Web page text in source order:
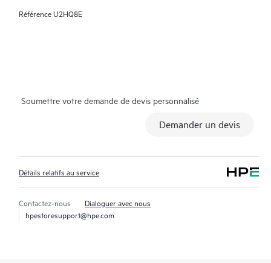
RéférenceU2HQ8E
Soumettre votre demande de devis personnalisé
Demander un devis
Détails relatifs au service
Contactez-nous
Dialoguer avec nous
hpestoresupport@hpe.com